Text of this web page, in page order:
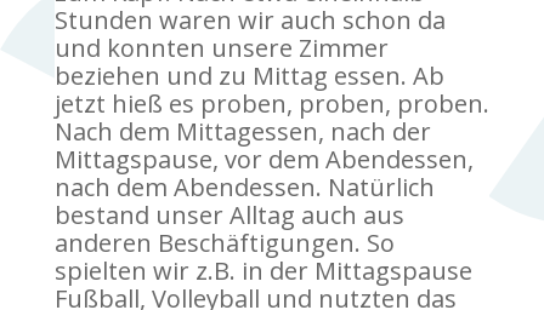
Stunden waren wir auch schon da
und konnten unsere Zimmer
beziehen und zu Mittag essen. Ab
jetzt hieß es proben, proben, proben.
Nach dem Mittagessen, nach der
Mittagspause, vor dem Abendessen,
nach dem Abendessen. Natürlich
bestand unser Alltag auch aus
anderen Beschäftigungen. So
spielten wir z.B. in der Mittagspause
Fußball, Volleyball und nutzten das